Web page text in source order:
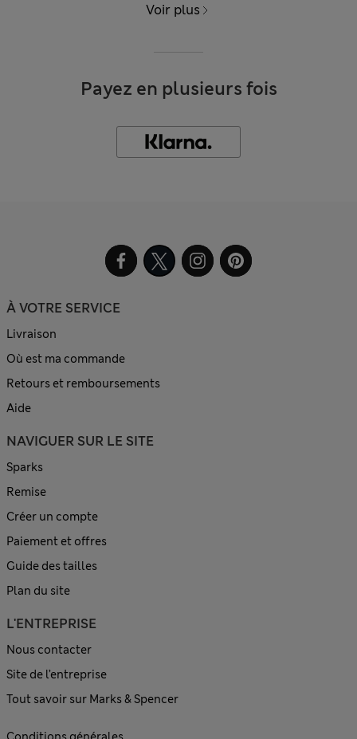
Voir plus
Payez en plusieurs fois
À VOTRE SERVICE
Livraison
Où est ma commande
Retours et remboursements
Aide
NAVIGUER SUR LE SITE
Sparks
Remise
Créer un compte
Paiement et offres
Guide des tailles
Plan du site
L'ENTREPRISE
Nous contacter
Site de l’entreprise
Tout savoir sur Marks & Spencer